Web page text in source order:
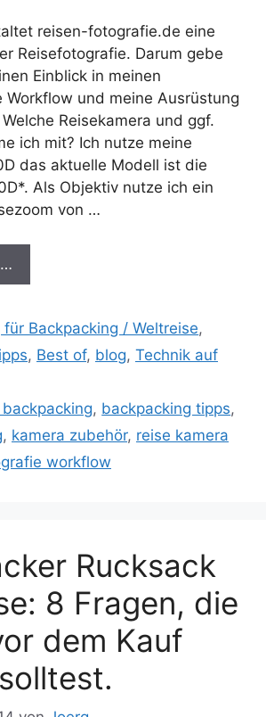
reisen-fotografie.de eine
Reisefotografie. Darum gebe
Einblick in meinen
Workflow und meine Ausrüstung
Reisekamera und ggf.
ich mit? Ich nutze meine
das aktuelle Modell ist die
Als Objektiv nutze ich ein
von …
Backpacking / Weltreise,
, Best of, blog, Technik auf
, backpacking tipps,
, kamera zubehör, reise kamera
workflow
Rucksack
8 Fragen, die
dem Kauf